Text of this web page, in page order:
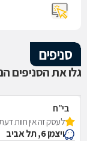
סניפים
גלו את הסניפים
בי"ח
איכילוב-
תל אביב
לעסק זה אין חוות
ויצמן 6, תל אביב